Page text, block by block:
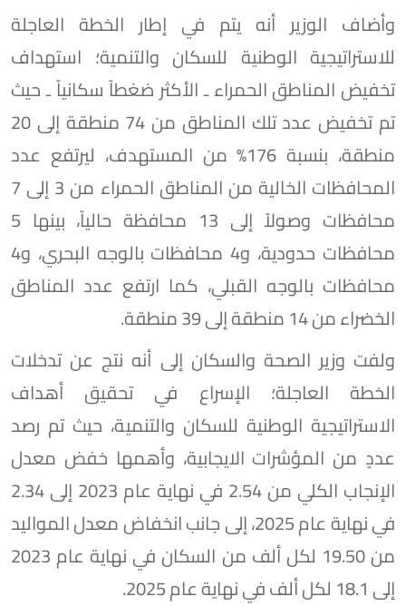
وأضاف الوزير أنه يتم في إطار الخطة العاجلة
للاستراتيجية الوطنية للسكان والتنمية؛ استهداف
تخفيض المناطق الحمراء ـ الأكثر ضغطاً سكانياً ـ حيث
تم تخفيض عدد تلك المناطق من 74 منطقة إلى 20
منطقة، بنسبة 176% من المستهدف، ليرتفع عدد
المحافظات الخالية من المناطق الحمراء من 3 إلى 7
محافظات وصولاً إلى 13 محافظة حالياً، بينها 5
محافظات حدودية، و4 محافظات بالوجه البحري، و4
محافظات بالوجه القبلي، كما ارتفع عدد المناطق
الخضراء من 14 منطقة إلى 39 منطقة.
ولفت وزير الصحة والسكان إلى أنه نتج عن تدخلات
الخطة العاجلة؛ الإسراع في تحقيق أهداف
الاستراتيجية الوطنية للسكان والتنمية، حيث تم رصد
عددٍ من المؤشرات الايجابية، وأهمها خفض معدل
الإنجاب الكلي من 2.54 في نهاية عام 2023 إلى 2.34
في نهاية عام 2025، إلى جانب انخفاض معدل المواليد
من 19.50 لكل ألف من السكان في نهاية عام 2023
إلى 18.1 لكل ألف في نهاية عام 2025.